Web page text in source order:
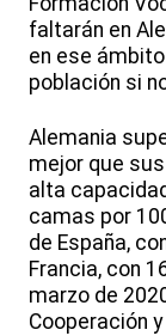
faltarán en
en ese
población si
Alemania
mejor que
alta
camas por
de España,
Francia, con
marzo de
Cooperación